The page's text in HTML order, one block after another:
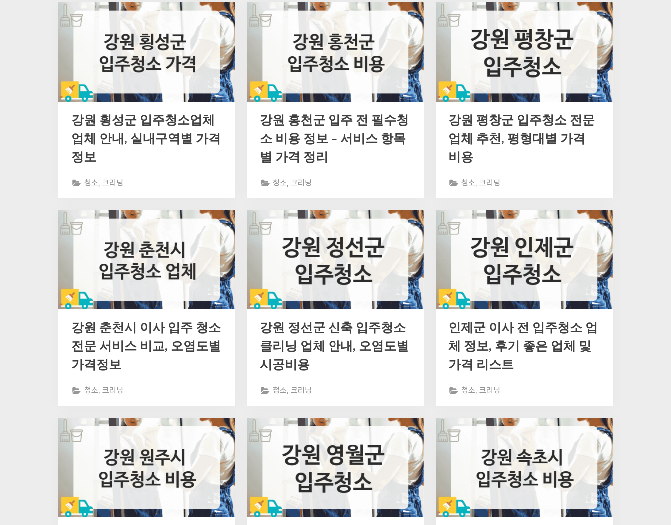
강원 횡성군 입주청소업체
업체 안내, 실내구역별 가격
정보
청소, 크리닝
강원 홍천군 입주 전 필수청
소 비용 정보 – 서비스 항목
별 가격 정리
청소, 크리닝
강원 평창군 입주청소 전문
업체 추천, 평형대별 가격
비용
청소, 크리닝
강원 춘천시 이사 입주 청소
전문 서비스 비교, 오염도별
가격정보
청소, 크리닝
강원 정선군 신축 입주청소
클리닝 업체 안내, 오염도별
시공비용
청소, 크리닝
인제군 이사 전 입주청소 업
체 정보, 후기 좋은 업체 및
가격 리스트
청소, 크리닝